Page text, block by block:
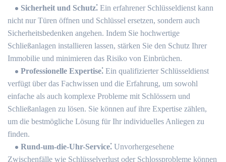
Sicherheit und Schutz⁚ Ein erfahrener Schlüsseldienst kann
nicht nur Türen öffnen und Schlüssel ersetzen, sondern auch
Sicherheitsbedenken angehen. Indem Sie hochwertige
Schließanlagen installieren lassen, stärken Sie den Schutz Ihrer
Immobilie und minimieren das Risiko von Einbrüchen.​
Professionelle Expertise⁚ Ein qualifizierter Schlüsseldienst
verfügt über das Fachwissen und die Erfahrung, um sowohl
einfache als auch komplexe Probleme mit Schlössern und
Schließanlagen zu lösen.​ Sie können auf ihre Expertise zählen,
um die bestmögliche Lösung für Ihr individuelles Anliegen zu
finden.​
Rund-um-die-Uhr-Service⁚ Unvorhergesehene
Zwischenfälle wie Schlüsselverlust oder Schlossprobleme können